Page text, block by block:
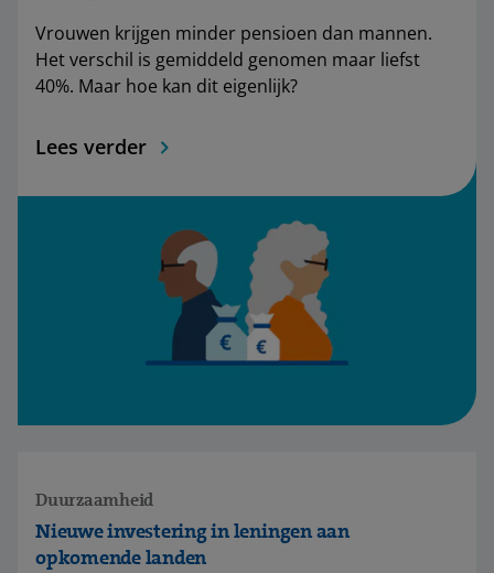
Vrouwen krijgen minder pensioen dan mannen.
Het verschil is gemiddeld genomen maar liefst
40%. Maar hoe kan dit eigenlijk?
Lees verder
Nieuwe investering in leningen aan
opkomende landen
Duurzaamheid